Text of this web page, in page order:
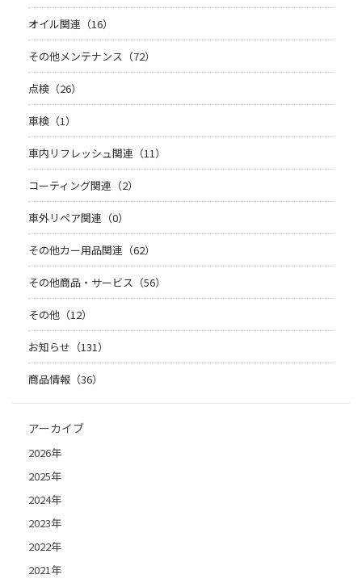
オイル関連（16）
その他メンテナンス（72）
点検（26）
車検（1）
車内リフレッシュ関連（11）
コーティング関連（2）
車外リペア関連（0）
その他カー用品関連（62）
その他商品・サービス（56）
その他（12）
お知らせ（131）
商品情報（36）
アーカイブ
2026年
2025年
2024年
2023年
2022年
2021年